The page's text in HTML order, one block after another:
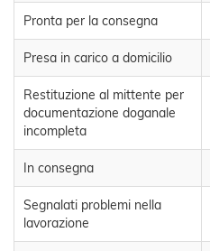
Pronta per la consegna
Presa in carico a domicilio
Restituzione al mittente per
documentazione doganale
incompleta
In consegna
Segnalati problemi nella
lavorazione